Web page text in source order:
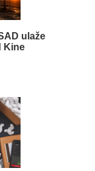
ulaže
Kine